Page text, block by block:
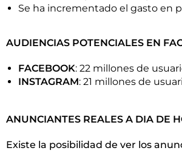
Se ha incrementado el gasto en
AUDIENCIAS POTENCIALES EN
FACEBOOK: 22 millones de
INSTAGRAM: 21 millones de
ANUNCIANTES REALES A DIA DE
Existe la posibilidad de ver los